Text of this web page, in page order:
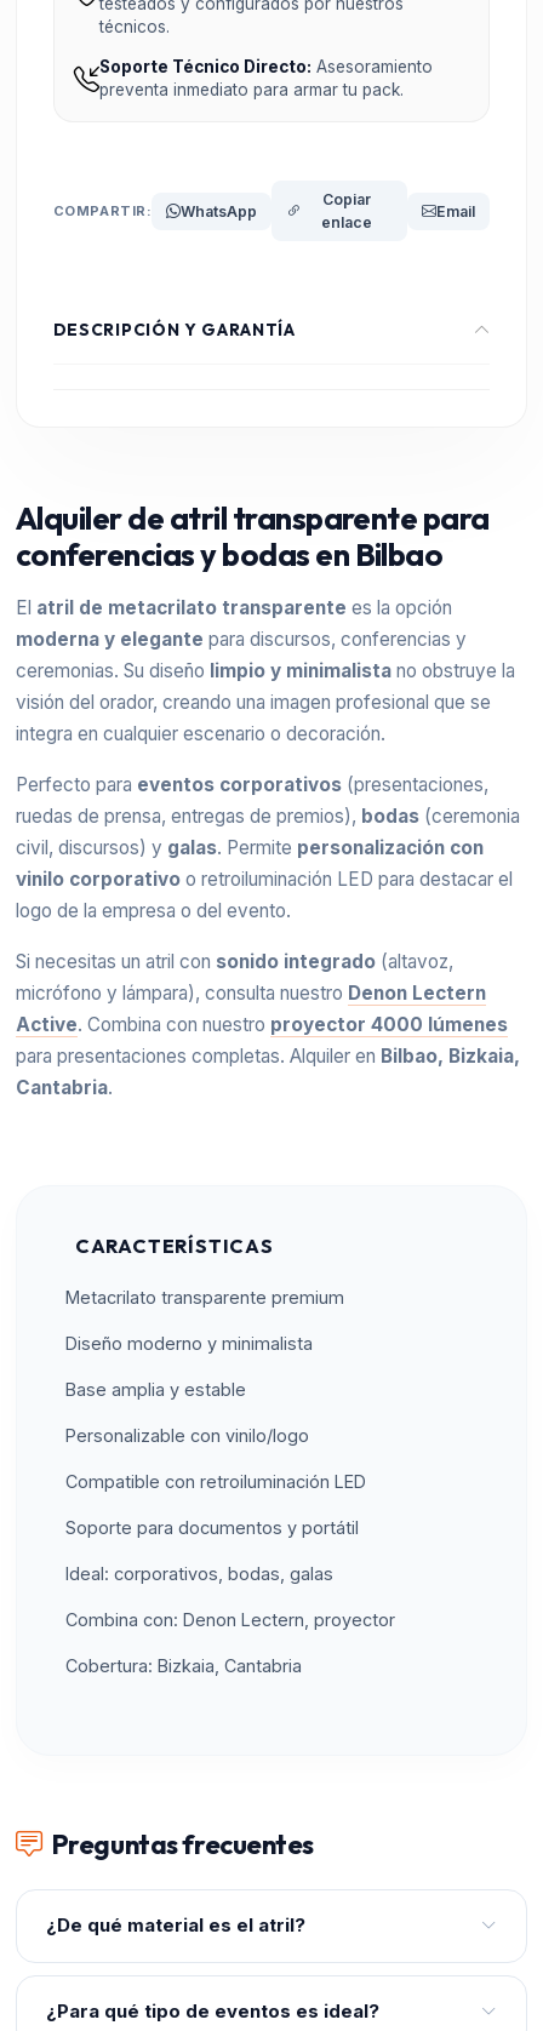
técnicos.
Soporte Técnico Directo: Asesoramiento
preventa inmediato para armar tu pack.
COMPARTIR: WhatsApp
Copiar
enlace
Email
DESCRIPCIÓN Y GARANTÍA
Alquiler de atril transparente para
conferencias y bodas en Bilbao
El atril de metacrilato transparente es la opción
moderna y elegante para discursos, conferencias y
ceremonias. Su diseño limpio y minimalistano obstruye la
visión del orador, creando una imagen profesional que se
integra en cualquier escenario o decoración.
Perfecto para eventos corporativos(presentaciones,
ruedas de prensa, entregas de premios), bodas(ceremonia
civil, discursos) y galas. Permite personalización con
vinilo corporativoo retroiluminación LED para destacar el
logo de la empresa o del evento.
Si necesitas un atril con sonido integrado(altavoz,
micrófono y lámpara), consulta nuestro Denon Lectern
Active. Combina con nuestro proyector 4000 lúmenes
para presentaciones completas. Alquiler en Bilbao, Bizkaia,
Cantabria.
CARACTERÍSTICAS
Metacrilato transparente premium
Diseño moderno y minimalista
Base amplia y estable
Personalizable con vinilo/logo
Compatible con retroiluminación LED
Soporte para documentos y portátil
Ideal: corporativos, bodas, galas
Combina con: Denon Lectern, proyector
Cobertura: Bizkaia, Cantabria
Preguntas frecuentes
¿De qué material es el atril?
Es de metacrilato (PMMA) transparente de alta calidad,
también conocido como acrílico o plexiglás. Ofrece una
¿Para qué tipo de eventos es ideal?